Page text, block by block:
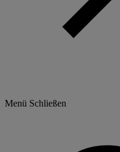
Menü Schließen